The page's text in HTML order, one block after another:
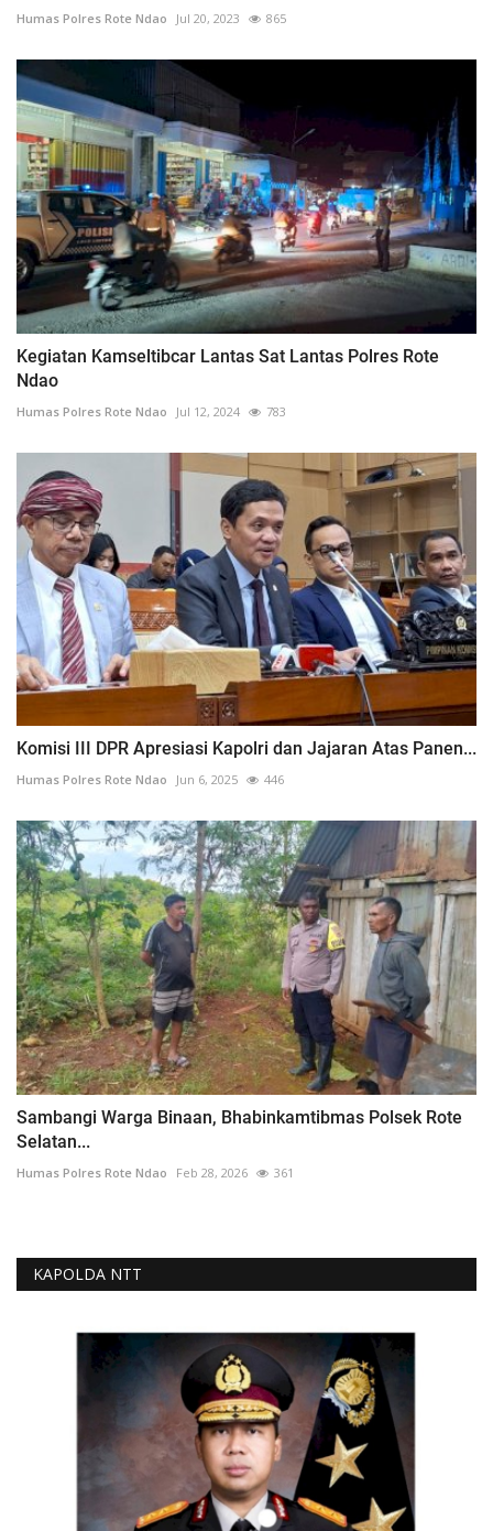
Humas Polres Rote Ndao Jul 20, 2023 865
Kegiatan Kamseltibcar Lantas Sat Lantas Polres Rote
Ndao
Humas Polres Rote Ndao Jul 12, 2024 783
Komisi III DPR Apresiasi Kapolri dan Jajaran Atas Panen...
Humas Polres Rote Ndao Jun 6, 2025 446
Sambangi Warga Binaan, Bhabinkamtibmas Polsek Rote
Selatan...
Humas Polres Rote Ndao Feb 28, 2026 361
KAPOLDA NTT